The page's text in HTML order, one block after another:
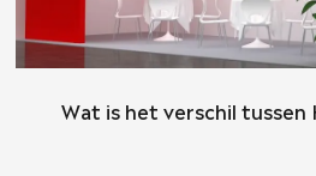
Wat is het verschil tussen